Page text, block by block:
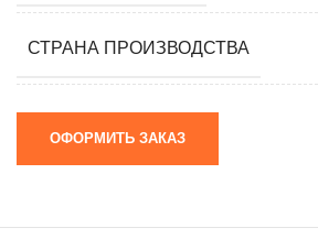
СТРАНА ПРОИЗВОДСТВА
ОФОРМИТЬ ЗАКАЗ